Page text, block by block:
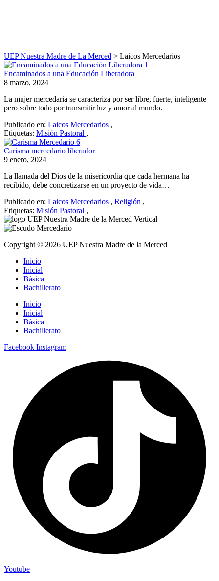
UEP Nuestra Madre de La Merced > Laicos Mercedarios
Encaminados a una Educación Liberadora
8 marzo, 2024
La mujer mercedaria se caracteriza por ser libre, fuerte, inteligente
pero sobre todo por transmitir luz y amor al mundo.
Publicado en: Laicos Mercedarios ,
Etiquetas: Misión Pastoral ,
Carisma mercedario liberador
9 enero, 2024
La llamada del Dios de la misericordia que cada hermana ha
recibido, debe concretizarse en un proyecto de vida…
Publicado en: Laicos Mercedarios , Religión ,
Etiquetas: Misión Pastoral ,
Copyright © 2026 UEP Nuestra Madre de la Merced
Inicio
Inicial
Básica
Bachillerato
Inicio
Inicial
Básica
Bachillerato
Facebook Instagram
Youtube